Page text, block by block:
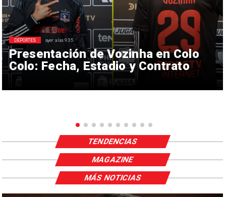
Presentación de Vozinha en Colo
Colo: Fecha, Estadio y Contrato
DEPORTES ayer a las 9:35
TENDENCIAS
MAGAZINE
MÁS NOTICIAS